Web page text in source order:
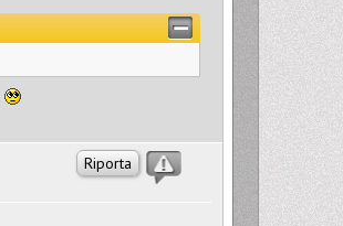
Riporta